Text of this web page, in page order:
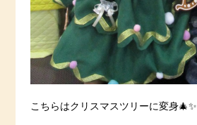
こちらはクリスマスツリーに変身🎄✨